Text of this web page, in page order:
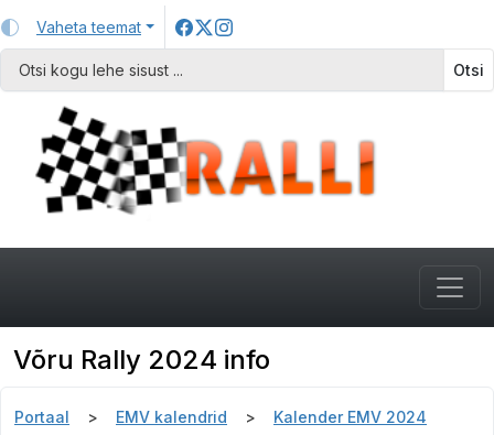
Vaheta teemat
Otsi
Võru Rally 2024 info
Portaal EMV kalendrid Kalender EMV 2024